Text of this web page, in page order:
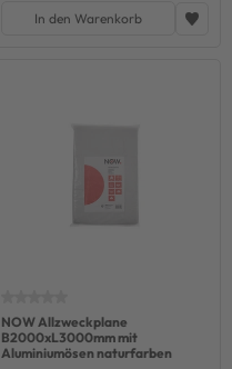
In den Warenkorb
NOW Allzweckplane
B2000xL3000mm mit
Aluminiumösen naturfarben